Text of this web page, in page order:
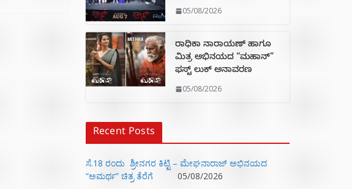
05/08/2026
ರಾಧಿಕಾ ನಾರಾಯಣ್ ಹಾಗೂ
ಮಿತ್ರ ಅಭಿನಯದ “ಮಹಾನ್”
ಫಸ್ಟ್ ಲುಕ್ ಅನಾವರಣ
05/08/2026
Recent Posts
ಸೆ.18 ರಂದು ಶ್ರೀನಗರ ಕಿಟ್ಟಿ – ಮೇಘನಾರಾಜ್ ಅಭಿನಯದ
“ಅಮರ್ಥ” ಚಿತ್ರ ತೆರೆಗೆ
05/08/2026